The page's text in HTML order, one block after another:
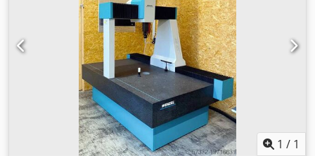
1 / 1